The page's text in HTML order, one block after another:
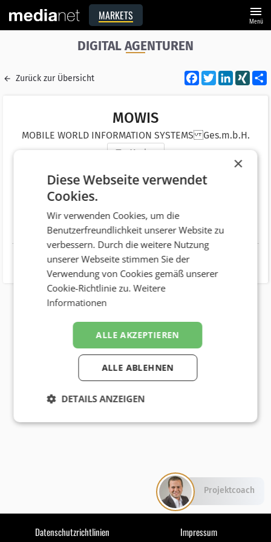
MARKETS menu
Menü
DIGITAL AGENTUREN
Zurück zur Übersicht Facebook
Twitter XING
MOWIS
MOBILE WORLD INFORMATION SYSTEMS Ges.m.b.H.
Merken
Website http://www.mowis.com
Datenschutzrichtlinien Impressum
×
Diese Webseite verwendet
Cookies.
Wir verwenden Cookies, um die
Benutzerfreundlichkeit unserer Website zu
verbessern. Durch die weitere Nutzung
unserer Webseite stimmen Sie der
Verwendung von Cookies gemäß unserer
Cookie-Richtlinie zu.Weitere
Informationen
ALLE AKZEPTIEREN
ALLE ABLEHNEN
DETAILS ANZEIGEN
Projektcoach